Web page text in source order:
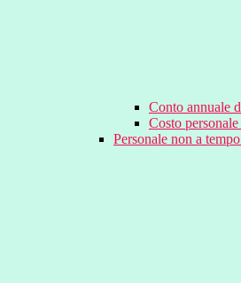
Conto annuale
Costo
Personale non a